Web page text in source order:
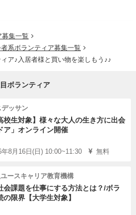
募集一覧
系ボランティア募集一覧
ア♪入居者様と買い物を楽しもう♪♪
ボランティア
デッサン
校生対象】様々な大人の生き方に出会
ア」オンライン開催
年8月16日(日) 10:00~11:30 無料
ースキャリア教育機構
会課題を仕事にする方法とは？/ボラ
の限界【大学生対象】